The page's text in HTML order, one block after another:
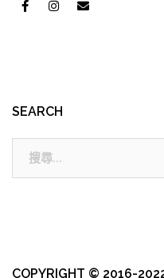
SEARCH
COPYRIGHT © 2016-